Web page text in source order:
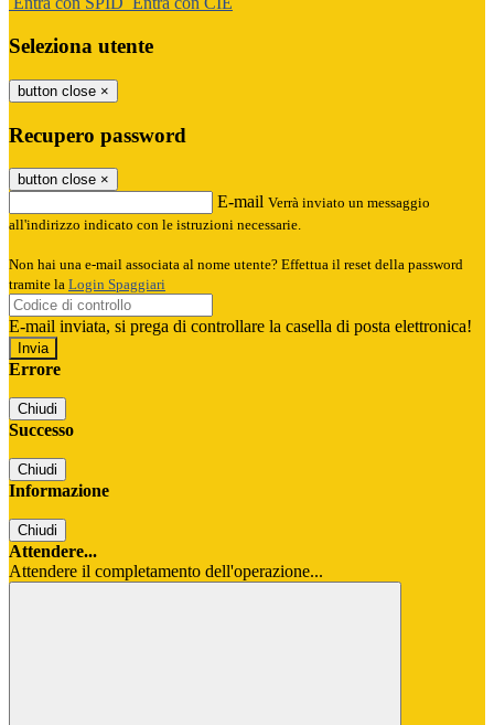
Seleziona utente
button close ×
Recupero password
button close ×
E-mail Verrà inviato un messaggio
all'indirizzo indicato con le istruzioni necessarie.
Non hai una e-mail associata al nome utente? Effettua il reset della password
tramite la Login Spaggiari
E-mail inviata, si prega di controllare la casella di posta elettronica!
Errore
Chiudi
Successo
Chiudi
Informazione
Chiudi
Attendere...
Attendere il completamento dell'operazione...